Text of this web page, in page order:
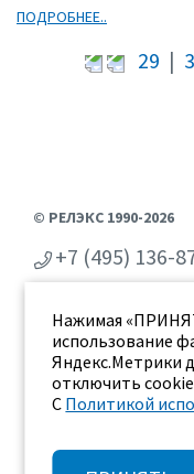
ПОДРОБНЕЕ..
29 |
Нажимая
использование
Яндекс.Метрики
отключить cookie
С Политикой
© РЕЛЭКС 1990-2026
+7 (495) 136-
г. Воронеж, ул.